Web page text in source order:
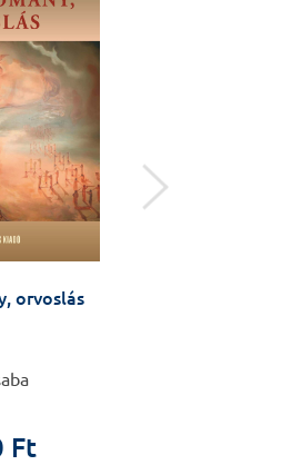
orvoslás
Ft